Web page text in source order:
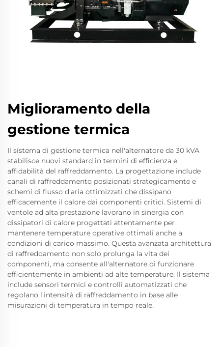
Miglioramento della
gestione termica
Il sistema di gestione termica nell'alternatore da 30 kVA
stabilisce nuovi standard in termini di efficienza e
affidabilità del raffreddamento. La progettazione include
canali di raffreddamento posizionati strategicamente e
schemi di flusso d'aria ottimizzati che dissipano
efficacemente il calore dai componenti critici. Sistemi di
ventole ad alta prestazione lavorano in sinergia con
dissipatori di calore progettati attentamente per
mantenere temperature operative ottimali anche a
condizioni di carico massimo. Questa avanzata architettura
di raffreddamento non solo prolunga la vita dei
componenti, ma consente all'alternatore di funzionare
efficientemente in ambienti ad alte temperature. Il sistema
include sensori termici e controlli automatizzati che
regolano l'intensità di raffreddamento in base alle
misurazioni di temperatura in tempo reale.